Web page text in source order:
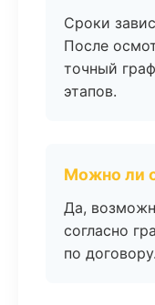
Сроки
После
точный
этапов.
Можно ли
Да,
согласно
по договору.